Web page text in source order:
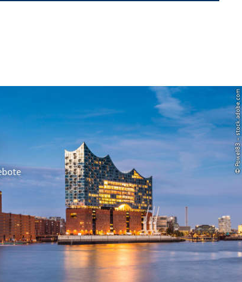
© Powell83 – stock.adobe.com